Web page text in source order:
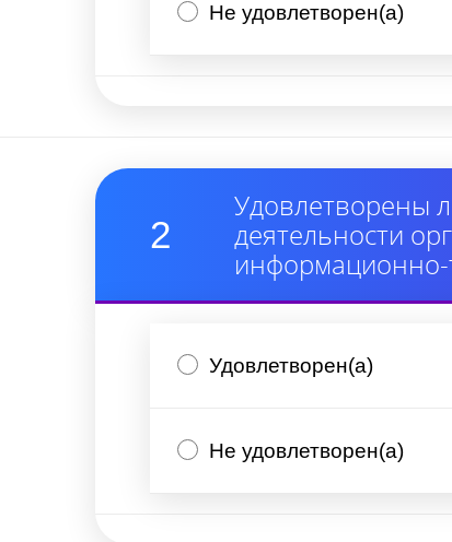
Не удовлетворен(а)
2
Удовлетворены
деятельности
информационно-
Удовлетворен(а)
Не удовлетворен(а)